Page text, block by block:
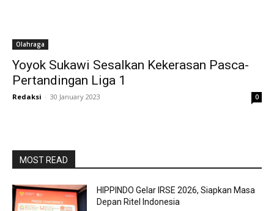
Olahraga
Yoyok Sukawi Sesalkan Kekerasan Pasca-
Pertandingan Liga 1
Redaksi - 30 January 2023 0
MOST READ
HIPPINDO Gelar IRSE 2026, Siapkan Masa
Depan Ritel Indonesia